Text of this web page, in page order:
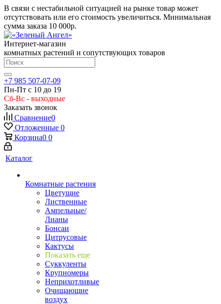
В связи с нестабильной ситуацией на рынке товар может
отсутствовать или его стоимость увеличиться. Минимальная
сумма заказа 10 000р.
Интернет-магазин
комнатных растений и сопутствующих товаров
+7 985 507-07-09
Пн-Пт с 10 до 19
Сб-Вс - выходные
Заказать звонок
Сравнение0
Отложенные 0
Корзина0 0
Каталог
Комнатные растения
Цветущие
Лиственные
Ампельные/
Лианы
Бонсаи
Цитрусовые
Кактусы
Показать еще
Суккуленты
Крупномеры
Неприхотливые
Очищающие
воздух